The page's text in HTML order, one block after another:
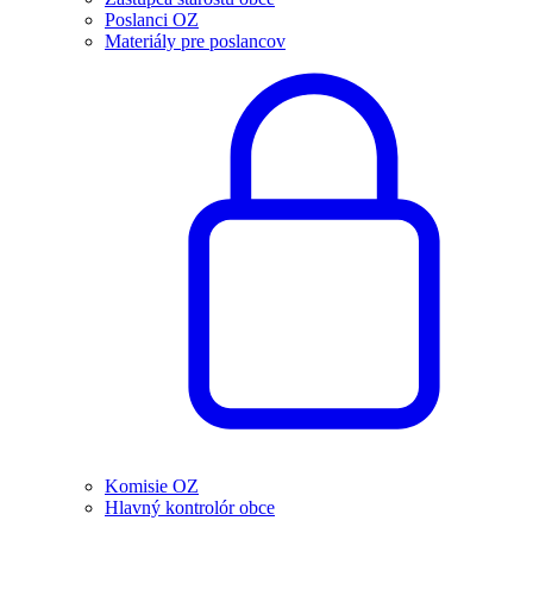
Poslanci OZ
Materiály pre poslancov
Komisie OZ
Hlavný kontrolór obce